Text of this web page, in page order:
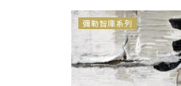
彌勒智庫系列